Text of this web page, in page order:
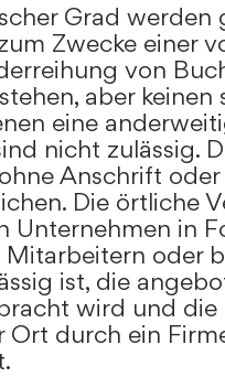
Grad werden
Zwecke einer
von
aber keinen
eine
nicht zulässig.
Anschrift
Die örtliche
Unternehmen in
Mitarbeitern oder
ist, die
wird und die
Ort durch ein